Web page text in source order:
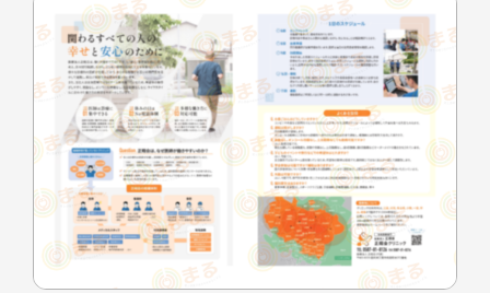
既存スタッフや業務委託スタッフが自信を持って
知人に紹介できるよう、医院の理念や働く環境、
医院としての強みを整理し、魅力が的確に伝わる
構成としています。
また、見学者へ配布することで、見学後も医院の
印象が薄れないよう設計しています。さらに、転職
フェアなど限られた接触時間の場面でも、医院の
方向性や特徴が一目で伝わるツールとして活用で
きる内容にまとめました。